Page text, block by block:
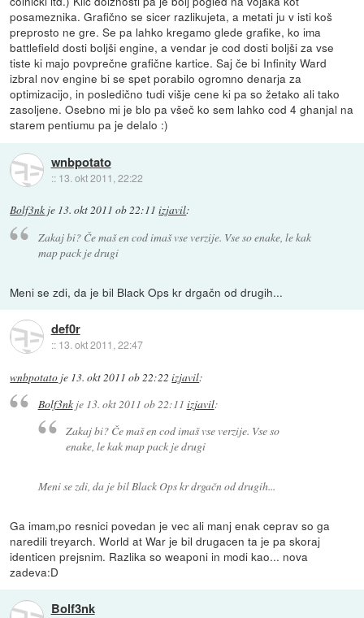
posameznika. Grafično se sicer razlikujeta, a metati ju v isti koš
preprosto ne gre. Se pa lahko kregamo glede grafike, ko ima
battlefield dosti boljši engine, a vendar je cod dosti boljši za vse
tiste ki majo povprečne grafične kartice. Saj če bi Infinity Ward
izbral nov engine bi se spet porabilo ogromno denarja za
optimizacijo, in posledično tudi višje cene ki pa so žetako ali tako
zasoljene. Osebno mi je blo pa všeč ko sem lahko cod 4 ghanjal na
starem pentiumu pa je delalo :)
wnbpotato
:: 13. okt 2011, 22:22
Bolf3nk je 13. okt 2011 ob 22:11 izjavil:
Zakaj bi? Če maš en cod imaš vse verzije. Vse so enake, le kak
map pack je drugi
Meni se zdi, da je bil Black Ops kr drgačn od drugih...
def0r
:: 13. okt 2011, 22:47
wnbpotato je 13. okt 2011 ob 22:22 izjavil:
Bolf3nkje 13. okt 2011 ob 22:11 izjavil:
Zakaj bi? Če maš en cod imaš vse verzije. Vse so
enake, le kak map pack je drugi
Meni se zdi, da je bil Black Ops kr drgačn od drugih...
Ga imam,po resnici povedan je vec ali manj enak ceprav so ga
naredili treyarch. World at War je bil drugacen ta je pa skoraj
identicen prejsnim. Razlika so weaponi in modi kao... nova
zadeva:D
Bolf3nk